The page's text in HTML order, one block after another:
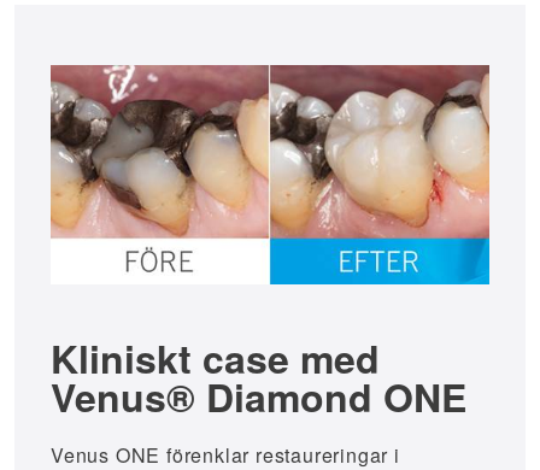
Kliniskt case med
Venus® Diamond ONE
Venus ONE förenklar restaureringar i